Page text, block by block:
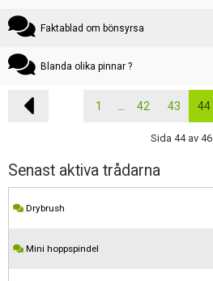
Faktablad om bönsyrsa
Blanda olika pinnar ?
1 42 43 44
Sida 44 av 46
Senast aktiva trådarna
Drybrush
Mini hoppspindel